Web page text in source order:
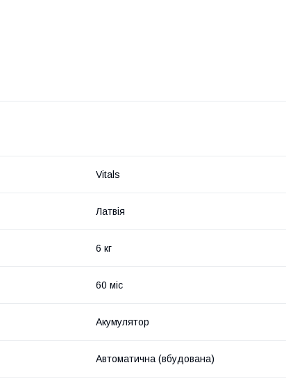
Vitals
Латвія
6 кг
60 міс
Акумулятор
Автоматична (вбудована)